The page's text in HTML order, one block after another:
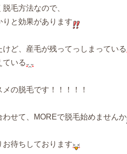
毛方法なので、
と効果があります
ど、産毛が残ってっしまっている
ている
の脱毛です！！！！！
わせて、MOREで脱毛始めませんか
待ちしております